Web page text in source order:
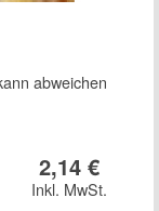
abweichen
2,14 €
Inkl. MwSt.